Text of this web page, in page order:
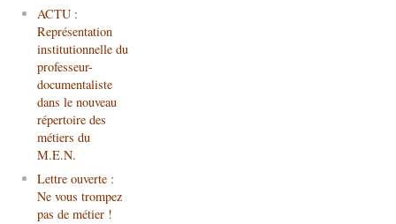
ACTU :
Représentation
institutionnelle du
professeur-
documentaliste
dans le nouveau
répertoire des
métiers du
M.E.N.
Lettre ouverte :
Ne vous trompez
pas de métier !